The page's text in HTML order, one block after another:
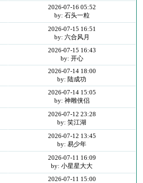
2026-07-16 05:52
by: 石头一粒
2026-07-15 16:51
by: 六合风月
2026-07-15 16:43
by: 开心
2026-07-14 18:00
by: 陆成功
2026-07-14 15:05
by: 神雕侠侣
2026-07-12 23:28
by: 笑江湖
2026-07-12 13:45
by: 易少年
2026-07-11 16:09
by: 小星星大大
2026-07-11 15:00